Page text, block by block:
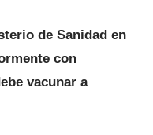
de Sanidad en
con
vacunar a